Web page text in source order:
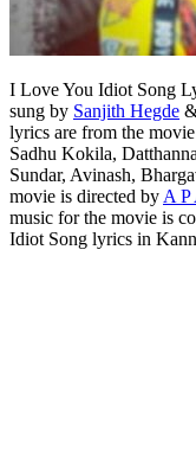
I Love You Idiot Song
sung by Sanjith Hegde
lyrics are from the
Sadhu Kokila,
Sundar, Avinash,
movie is directed by A P
music for the movie is
Idiot Song lyrics in